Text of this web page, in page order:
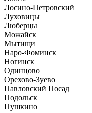
Лосино-Петровский
Луховицы
Люберцы
Можайск
Мытищи
Наро-Фоминск
Ногинск
Одинцово
Орехово-Зуево
Павловский Посад
Подольск
Пушкино